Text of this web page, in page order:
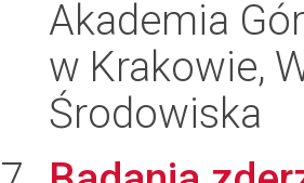
Akademia
w Krakowie,
Środowiska